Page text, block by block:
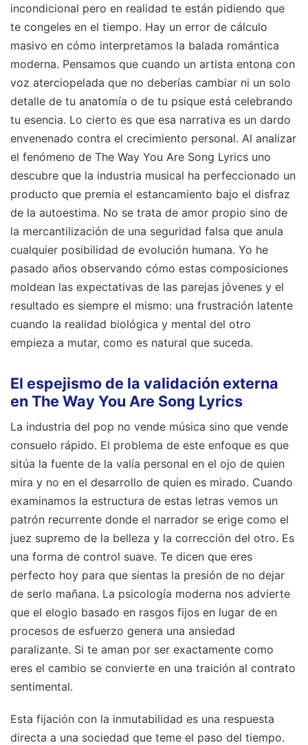
incondicional pero en realidad te están pidiendo que
te congeles en el tiempo. Hay un error de cálculo
masivo en cómo interpretamos la balada romántica
moderna. Pensamos que cuando un artista entona con
voz aterciopelada que no deberías cambiar ni un solo
detalle de tu anatomía o de tu psique está celebrando
tu esencia. Lo cierto es que esa narrativa es un dardo
envenenado contra el crecimiento personal. Al analizar
el fenómeno de The Way You Are Song Lyrics uno
descubre que la industria musical ha perfeccionado un
producto que premia el estancamiento bajo el disfraz
de la autoestima. No se trata de amor propio sino de
la mercantilización de una seguridad falsa que anula
cualquier posibilidad de evolución humana. Yo he
pasado años observando cómo estas composiciones
moldean las expectativas de las parejas jóvenes y el
resultado es siempre el mismo: una frustración latente
cuando la realidad biológica y mental del otro
empieza a mutar, como es natural que suceda.
El espejismo de la validación externa
en The Way You Are Song Lyrics
La industria del pop no vende música sino que vende
consuelo rápido. El problema de este enfoque es que
sitúa la fuente de la valía personal en el ojo de quien
mira y no en el desarrollo de quien es mirado. Cuando
examinamos la estructura de estas letras vemos un
patrón recurrente donde el narrador se erige como el
juez supremo de la belleza y la corrección del otro. Es
una forma de control suave. Te dicen que eres
perfecto hoy para que sientas la presión de no dejar
de serlo mañana. La psicología moderna nos advierte
que el elogio basado en rasgos fijos en lugar de en
procesos de esfuerzo genera una ansiedad
paralizante. Si te aman por ser exactamente como
eres el cambio se convierte en una traición al contrato
sentimental.
Esta fijación con la inmutabilidad es una respuesta
directa a una sociedad que teme el paso del tiempo.